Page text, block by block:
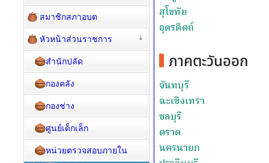
สมาชิกสภาอบต
หัวหน้าส่วนราชการ
สำนักปลัด
กองคลัง
กองช่าง
ศูนย์เด็กเล็ก
หน่วยตรวจสอบภายใน